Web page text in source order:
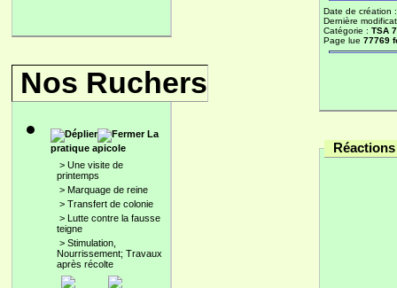
Nos Ruchers
La
pratique apicole
> Une visite de
printemps
> Marquage de reine
> Transfert de colonie
> Lutte contre la fausse
teigne
> Stimulation,
Nourrissement; Travaux
après récolte
Date de création
Dernière
Catégorie : TSA
Page lue 77769